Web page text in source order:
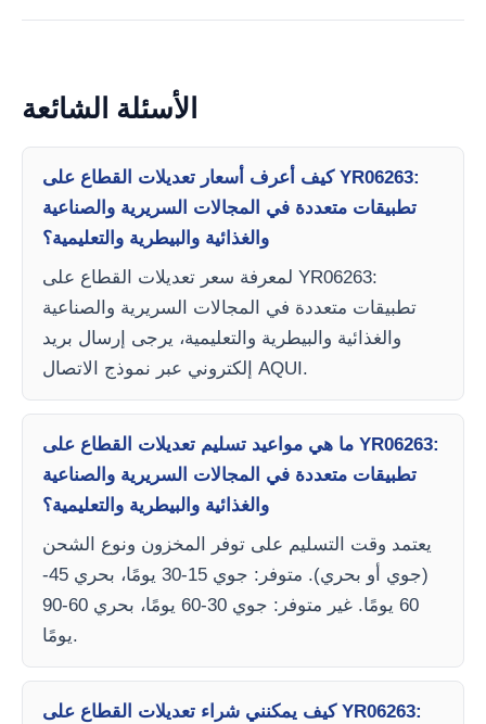
الأسئلة الشائعة
كيف أعرف أسعار تعديلات القطاع على YR06263:
تطبيقات متعددة في المجالات السريرية والصناعية
والغذائية والبيطرية والتعليمية؟
لمعرفة سعر تعديلات القطاع على YR06263:
تطبيقات متعددة في المجالات السريرية والصناعية
والغذائية والبيطرية والتعليمية، يرجى إرسال بريد
إلكتروني عبر نموذج الاتصال AQUI.
ما هي مواعيد تسليم تعديلات القطاع على YR06263:
تطبيقات متعددة في المجالات السريرية والصناعية
والغذائية والبيطرية والتعليمية؟
يعتمد وقت التسليم على توفر المخزون ونوع الشحن
(جوي أو بحري). متوفر: جوي 15-30 يومًا، بحري 45-
60 يومًا. غير متوفر: جوي 30-60 يومًا، بحري 60-90
يومًا.
كيف يمكنني شراء تعديلات القطاع على YR06263: